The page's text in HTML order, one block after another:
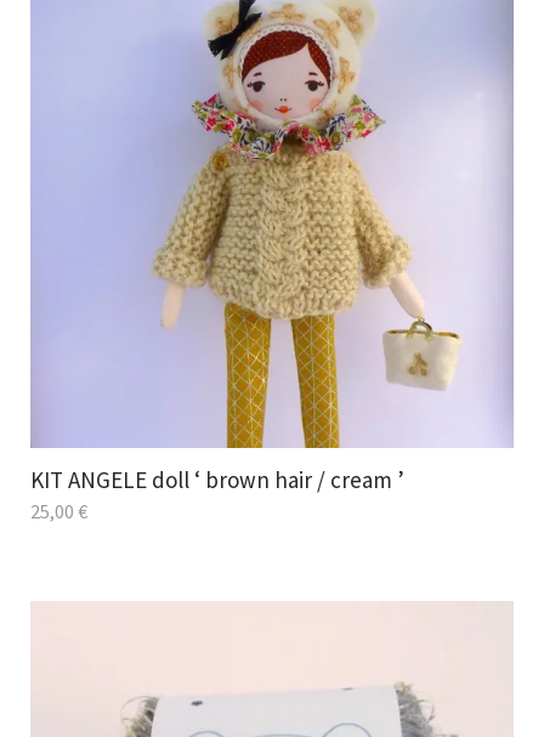
KIT ANGELE doll ‘ brown hair / cream ’
25,00 €